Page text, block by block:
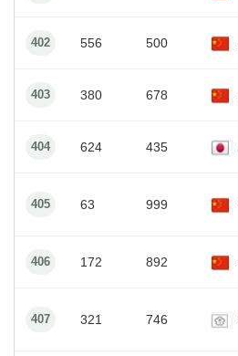
402 556 500
403 380 678
404 624 435
405 63 999
406 172 892
407 321 746